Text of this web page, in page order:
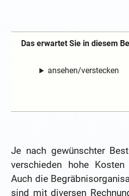
Das erwartet Sie in diesem
ansehen/verstecken
Je nach gewünschter
verschieden hohe
Auch die
sind mit diversen